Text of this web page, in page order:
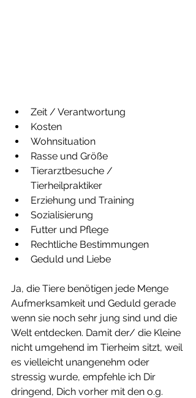
Zeit / Verantwortung
Kosten
Wohnsituation
Rasse und Größe
Tierarztbesuche /
Tierheilpraktiker
Erziehung und Training
Sozialisierung
Futter und Pflege
Rechtliche Bestimmungen
Geduld und Liebe
Ja, die Tiere benötigen jede Menge
Aufmerksamkeit und Geduld gerade
wenn sie noch sehr jung sind und die
Welt entdecken. Damit der/ die Kleine
nicht umgehend im Tierheim sitzt, weil
es vielleicht unangenehm oder
stressig wurde, empfehle ich Dir
dringend, Dich vorher mit den o.g.